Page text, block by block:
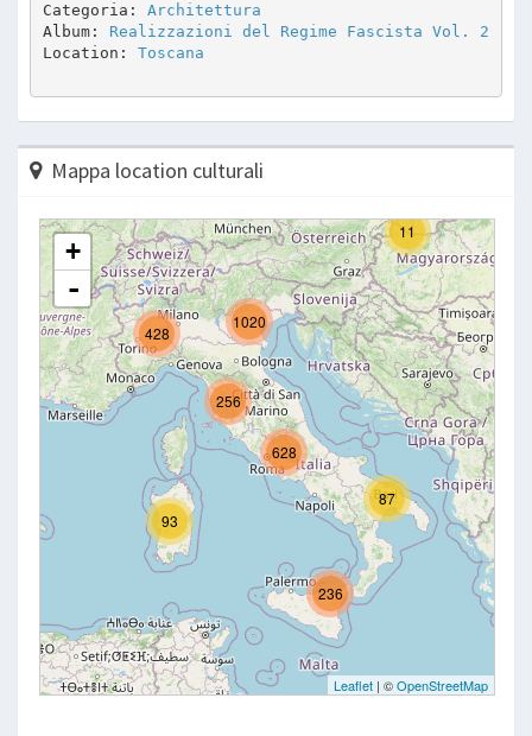
Categoria: Architettura
Album: Realizzazioni del Regime Fascista Vol. 2
Location: Toscana
Mappa location culturali